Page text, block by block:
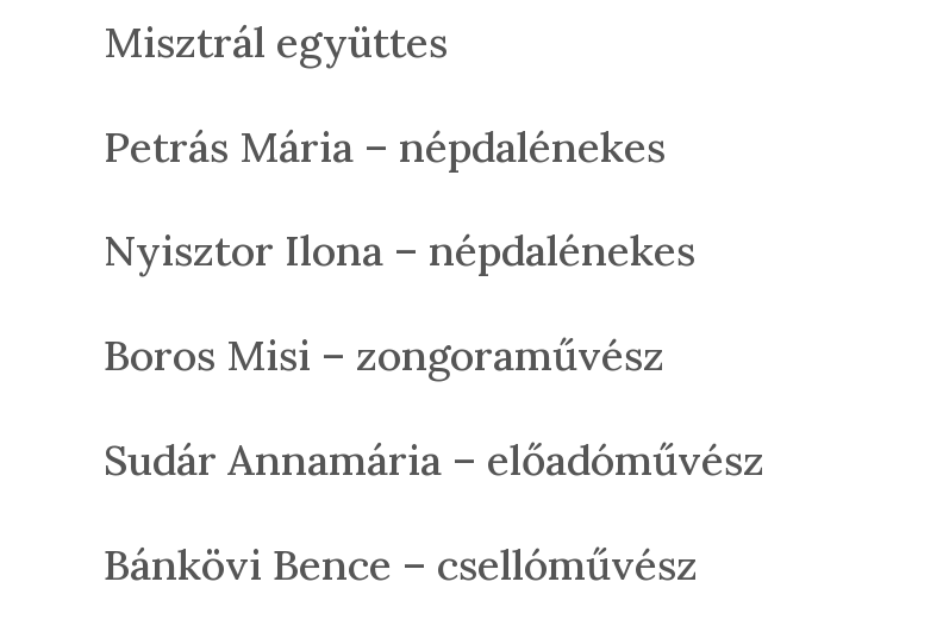
Misztrál együttes
Petrás Mária – népdalénekes
Nyisztor Ilona – népdalénekes
Boros Misi – zongoraművész
Sudár Annamária – előadóművész
Bánkövi Bence – csellóművész